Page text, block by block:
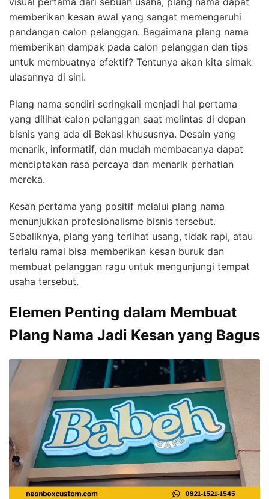
memberikan kesan awal yang sangat memengaruhi
pandangan calon pelanggan. Bagaimana plang nama
memberikan dampak pada calon pelanggan dan tips
untuk membuatnya efektif? Tentunya akan kita simak
ulasannya di sini.
Plang nama sendiri seringkali menjadi hal pertama
yang dilihat calon pelanggan saat melintas di depan
bisnis yang ada di Bekasi khususnya. Desain yang
menarik, informatif, dan mudah membacanya dapat
menciptakan rasa percaya dan menarik perhatian
mereka.
Kesan pertama yang positif melalui plang nama
menunjukkan profesionalisme bisnis tersebut.
Sebaliknya, plang yang terlihat usang, tidak rapi, atau
terlalu ramai bisa memberikan kesan buruk dan
membuat pelanggan ragu untuk mengunjungi tempat
usaha tersebut.
Elemen Penting dalam Membuat
Plang Nama Jadi Kesan yang Bagus